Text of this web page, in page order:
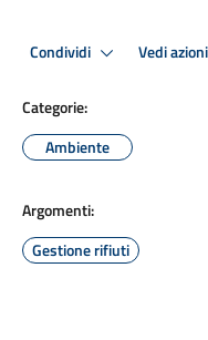
Condividi Vedi azioni
Categorie:
Ambiente
Argomenti:
Gestione rifiuti